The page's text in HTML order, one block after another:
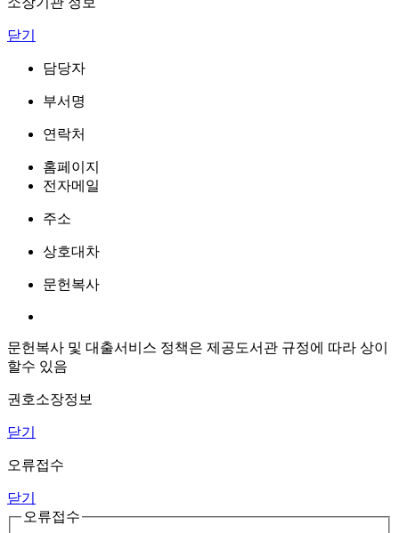
닫기
담당자
부서명
연락처
홈페이지
전자메일
주소
상호대차
문헌복사
문헌복사 및 대출서비스 정책은 제공도서관 규정에 따라 상이
할수 있음
권호소장정보
닫기
오류접수
닫기
오류접수